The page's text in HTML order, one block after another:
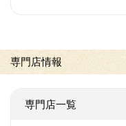
専門店情報
専門店一覧